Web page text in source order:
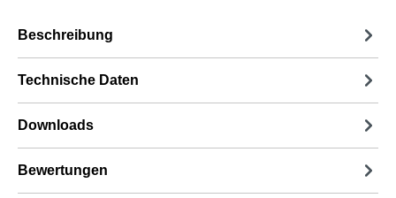
Beschreibung
Technische Daten
Downloads
Bewertungen